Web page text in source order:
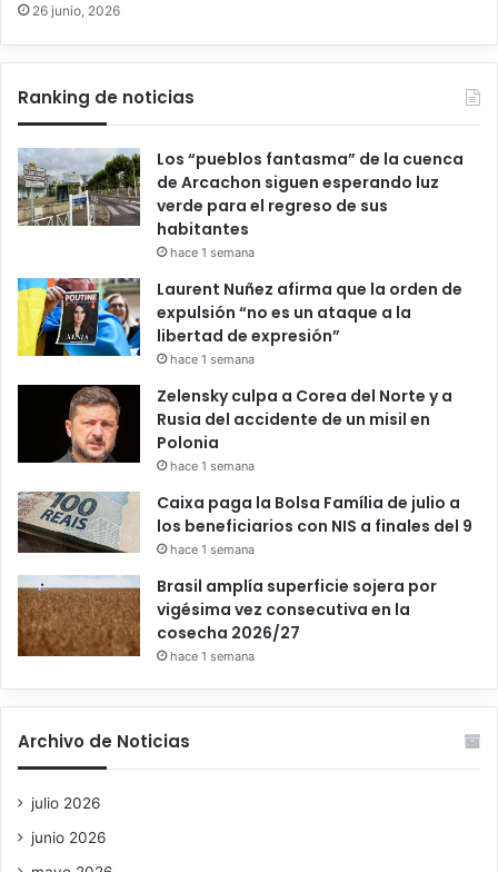
26 junio, 2026
Ranking de noticias
Los “pueblos fantasma” de la cuenca
de Arcachon siguen esperando luz
verde para el regreso de sus
habitantes
hace 1 semana
Laurent Nuñez afirma que la orden de
expulsión “no es un ataque a la
libertad de expresión”
hace 1 semana
Zelensky culpa a Corea del Norte y a
Rusia del accidente de un misil en
Polonia
hace 1 semana
Caixa paga la Bolsa Família de julio a
los beneficiarios con NIS a finales del 9
hace 1 semana
Brasil amplía superficie sojera por
vigésima vez consecutiva en la
cosecha 2026/27
hace 1 semana
Archivo de Noticias
julio 2026
junio 2026